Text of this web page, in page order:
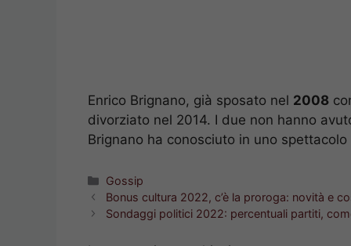
Enrico Brignano, già sposato nel 2008
divorziato nel 2014. I due non hanno
Brignano ha conosciuto in uno
Categorie
Gossip
Bonus cultura 2022, c’è la proroga: novità e
Sondaggi politici 2022: percentuali partiti,